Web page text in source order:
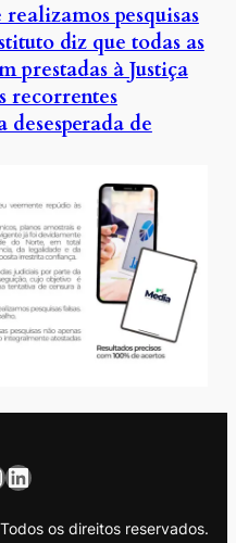
pesquisas
diz que todas as
prestadas à Justiça
recorrentes
de
LinkedIn
os direitos reservados.